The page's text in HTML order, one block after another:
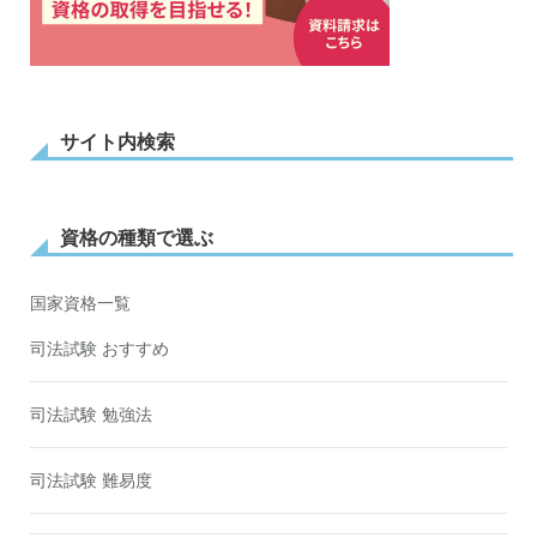
サイト内検索
資格の種類で選ぶ
国家資格一覧
司法試験 おすすめ
司法試験 勉強法
司法試験 難易度